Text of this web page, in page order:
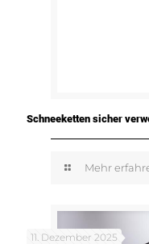
Schneeketten sicher
Mehr
11. Dezember 2025